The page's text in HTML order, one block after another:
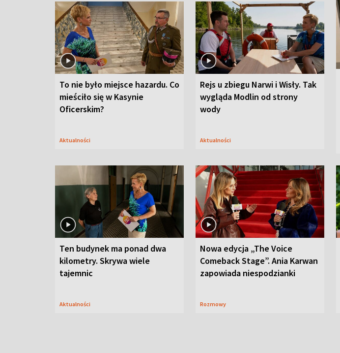
To nie było miejsce hazardu. Co
mieściło się w Kasynie
Oficerskim?
Aktualności
Rejs u zbiegu Narwi i Wisły. Tak
wygląda Modlin od strony
wody
Aktualności
Ten budynek ma ponad dwa
kilometry. Skrywa wiele
tajemnic
Aktualności
Nowa edycja „The Voice
Comeback Stage”. Ania Karwan
zapowiada niespodzianki
Rozmowy